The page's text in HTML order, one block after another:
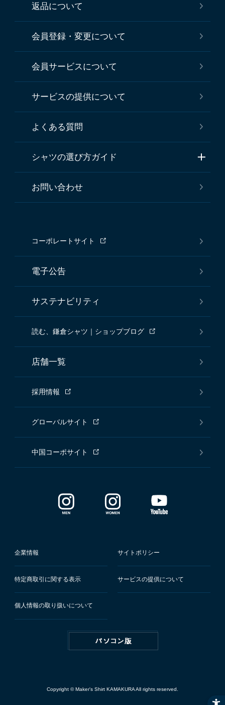
返品について
会員登録・変更について
会員サービスについて
サービスの提供について
よくある質問
シャツの選び方ガイド
お問い合わせ
コーポレートサイト
電子公告
サステナビリティ
読む、鎌倉シャツ｜ショップブログ
店舗一覧
採用情報
グローバルサイト
中国コーポサイト
企業情報 サイトポリシー
特定商取引に関する表示 サービスの提供について
個人情報の取り扱いについて
Copyright © Maker's Shirt KAMAKURA All rights reserved.